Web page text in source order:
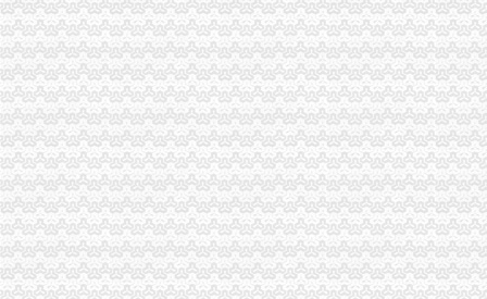
南川局开展“学习型、规范型、节约型”重庆营业执照注销三型工商建设
石柱局重庆代办公司四措并举化行政制措施法律文书管理工作
忠县局重庆营业执照注销忠州所四举措力促微型企业发展
长寿区副区长肖庆华对该区商标品牌发展工作提出五点要求
中介处支部认真开展“一述二评三公示”重庆公司注销活动
开县局重庆税务注销坚持四措并举推动微型企业发展扶持工作
涪陵局把好“四关”重庆营业执照注销开展餐厨垃圾废弃食用油脂专项整
江北局重庆税务注销宣微型企业扶持政策进社区
工商动态
大足局重庆税务注销查处一起商业贿赂案
沙坪坝局重庆税务注销认真开展房地产广告整
南岸局与公安部门构建“三项机制”重庆分公司注销推动食品安全专项整工作
江北局查处一起销售侵“牌”重庆代办公司注册商标专用权洋酒案